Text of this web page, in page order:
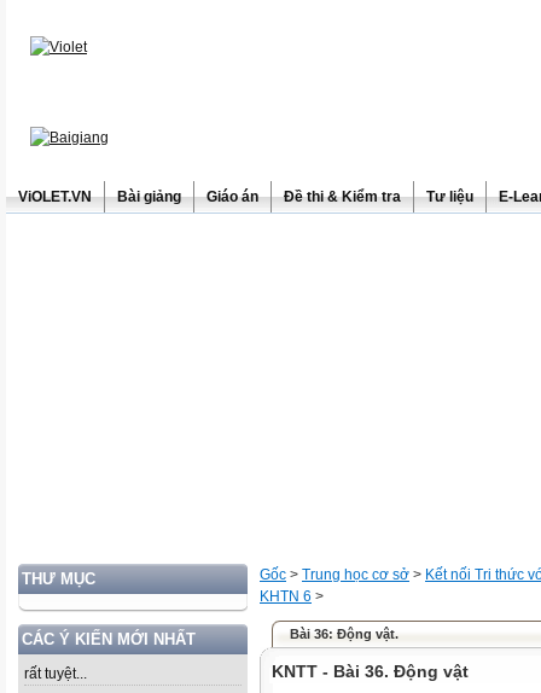
ViOLET.VN Bài giảng Giáo án Đề thi & Kiểm tra Tư liệu E-
THƯ MỤC
CÁC Ý KIẾN MỚI NHẤT
rất tuyệt...
Gốc > Trung học cơ sở > Kết nối Tri thức
KHTN 6 >
Bài 36: Động vật.
KNTT - Bài 36. Động vật